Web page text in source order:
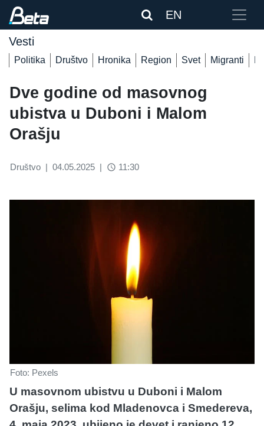
EN
Vesti
Politika Društvo Hronika Region Svet Migranti
Dve godine od masovnog
ubistva u Duboni i Malom
Orašju
Društvo | 04.05.2025 | access_time 11:30
Foto: Pexels
U masovnom ubistvu u Duboni i Malom
Orašju, selima kod Mladenovca i Smedereva,